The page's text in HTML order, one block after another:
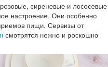
сиреневые и лососевые
настроение. Они особенно
пищи. Сервизы от
смотрятся нежно и роскошно